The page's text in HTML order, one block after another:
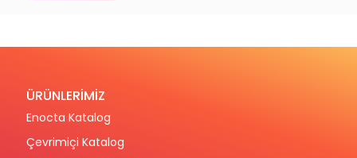
ÜRÜNLERİMİZ
Enocta Katalog
Çevrimiçi Katalog